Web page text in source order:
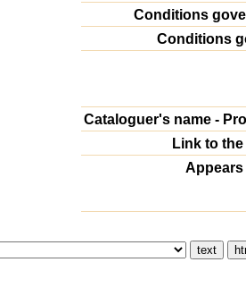
Conditions
Conditions
Cataloguer's name -
Link to